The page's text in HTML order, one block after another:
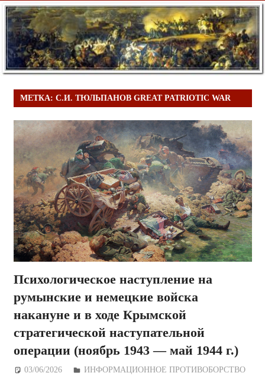
МЕТКА: С.И. ТЮЛЬПАНОВ GREAT PATRIOTIC WAR
Психологическое наступление на
румынские и немецкие войска
накануне и в ходе Крымской
стратегической наступательной
операции (ноябрь 1943 — май 1944 г.)
03/06/2026 Дежурный по Редакции
ИНФОРМАЦИОННОЕ ПРОТИВОБОРСТВО